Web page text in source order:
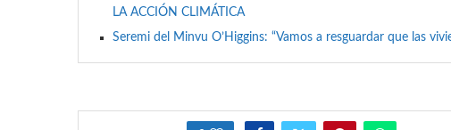
LA ACCIÓN CLIMÁTICA
Seremi del Minvu O’Higgins: “Vamos a resguardar que las